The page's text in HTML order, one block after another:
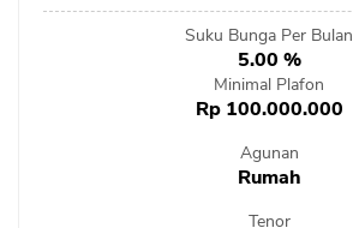
Suku Bunga Per Bulan
5.00 %
Minimal Plafon
Rp 100.000.000
Agunan
Rumah
Tenor